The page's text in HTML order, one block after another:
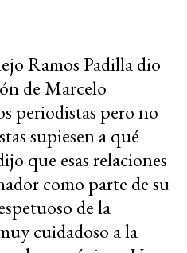
Ramos Padilla dio
de Marcelo
periodistas pero no
supiesen a qué
que esas relaciones
como parte de su
de la
cuidadoso a la